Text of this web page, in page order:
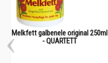
Melkfett galbenele original 250ml
- QUARTETT